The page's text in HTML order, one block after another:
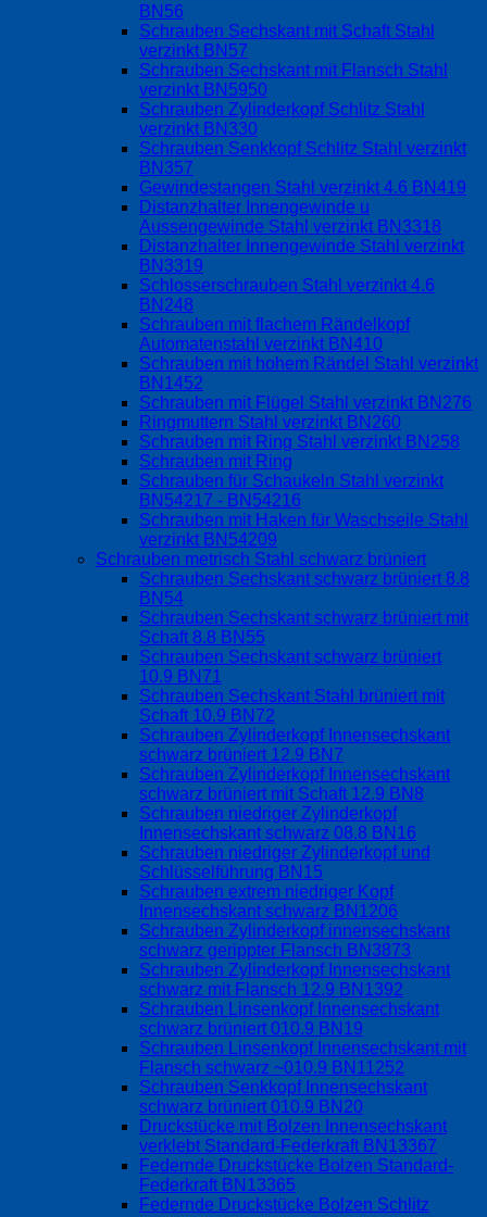
BN56
Schrauben Sechskant mit Schaft Stahl
verzinkt BN57
Schrauben Sechskant mit Flansch Stahl
verzinkt BN5950
Schrauben Zylinderkopf Schlitz Stahl
verzinkt BN330
Schrauben Senkkopf Schlitz Stahl verzinkt
BN357
Gewindestangen Stahl verzinkt 4.6 BN419
Distanzhalter Innengewinde u
Aussengewinde Stahl verzinkt BN3318
Distanzhalter Innengewinde Stahl verzinkt
BN3319
Schlosserschrauben Stahl verzinkt 4.6
BN248
Schrauben mit flachem Rändelkopf
Automatenstahl verzinkt BN410
Schrauben mit hohem Rändel Stahl verzinkt
BN1452
Schrauben mit Flügel Stahl verzinkt BN276
Ringmuttern Stahl verzinkt BN260
Schrauben mit Ring Stahl verzinkt BN258
Schrauben mit Ring
Schrauben für Schaukeln Stahl verzinkt
BN54217 - BN54216
Schrauben mit Haken für Waschseile Stahl
verzinkt BN54209
Schrauben metrisch Stahl schwarz brüniert
Schrauben Sechskant schwarz brüniert 8.8
BN54
Schrauben Sechskant schwarz brüniert mit
Schaft 8.8 BN55
Schrauben Sechskant schwarz brüniert
10.9 BN71
Schrauben Sechskant Stahl brüniert mit
Schaft 10.9 BN72
Schrauben Zylinderkopf Innensechskant
schwarz brüniert 12.9 BN7
Schrauben Zylinderkopf Innensechskant
schwarz brüniert mit Schaft 12.9 BN8
Schrauben niedriger Zylinderkopf
Innensechskant schwarz 08.8 BN16
Schrauben niedriger Zylinderkopf und
Schlüsselführung BN15
Schrauben extrem niedriger Kopf
Innensechskant schwarz BN1206
Schrauben Zylinderkopf innensechskant
schwarz gerippter Flansch BN3873
Schrauben Zylinderkopf Innensechskant
schwarz mit Flansch 12.9 BN1392
Schrauben Linsenkopf Innensechskant
schwarz brüniert 010.9 BN19
Schrauben Linsenkopf Innensechskant mit
Flansch schwarz ~010.9 BN11252
Schrauben Senkkopf Innensechskant
schwarz brüniert 010.9 BN20
Druckstücke mit Bolzen Innensechskant
verklebt Standard-Federkraft BN13367
Federnde Druckstücke Bolzen Standard-
Federkraft BN13365
Federnde Druckstücke Bolzen Schlitz